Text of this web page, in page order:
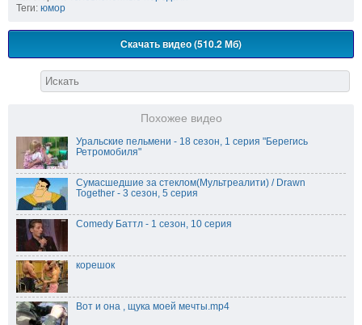
Теги: юмор
Скачать видео (510.2 Мб)
Похожее видео
Уральские пельмени - 18 сезон, 1 серия "Берегись
Ретромобиля"
Сумасшедшие за стеклом(Мультреалити) / Drawn
Together - 3 сезон, 5 серия
Comedy Баттл - 1 сезон, 10 серия
корешок
Вот и она , щука моей мечты.mp4